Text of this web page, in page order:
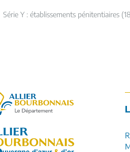
Série Y : établissements pénitentiaires
Allier, le département